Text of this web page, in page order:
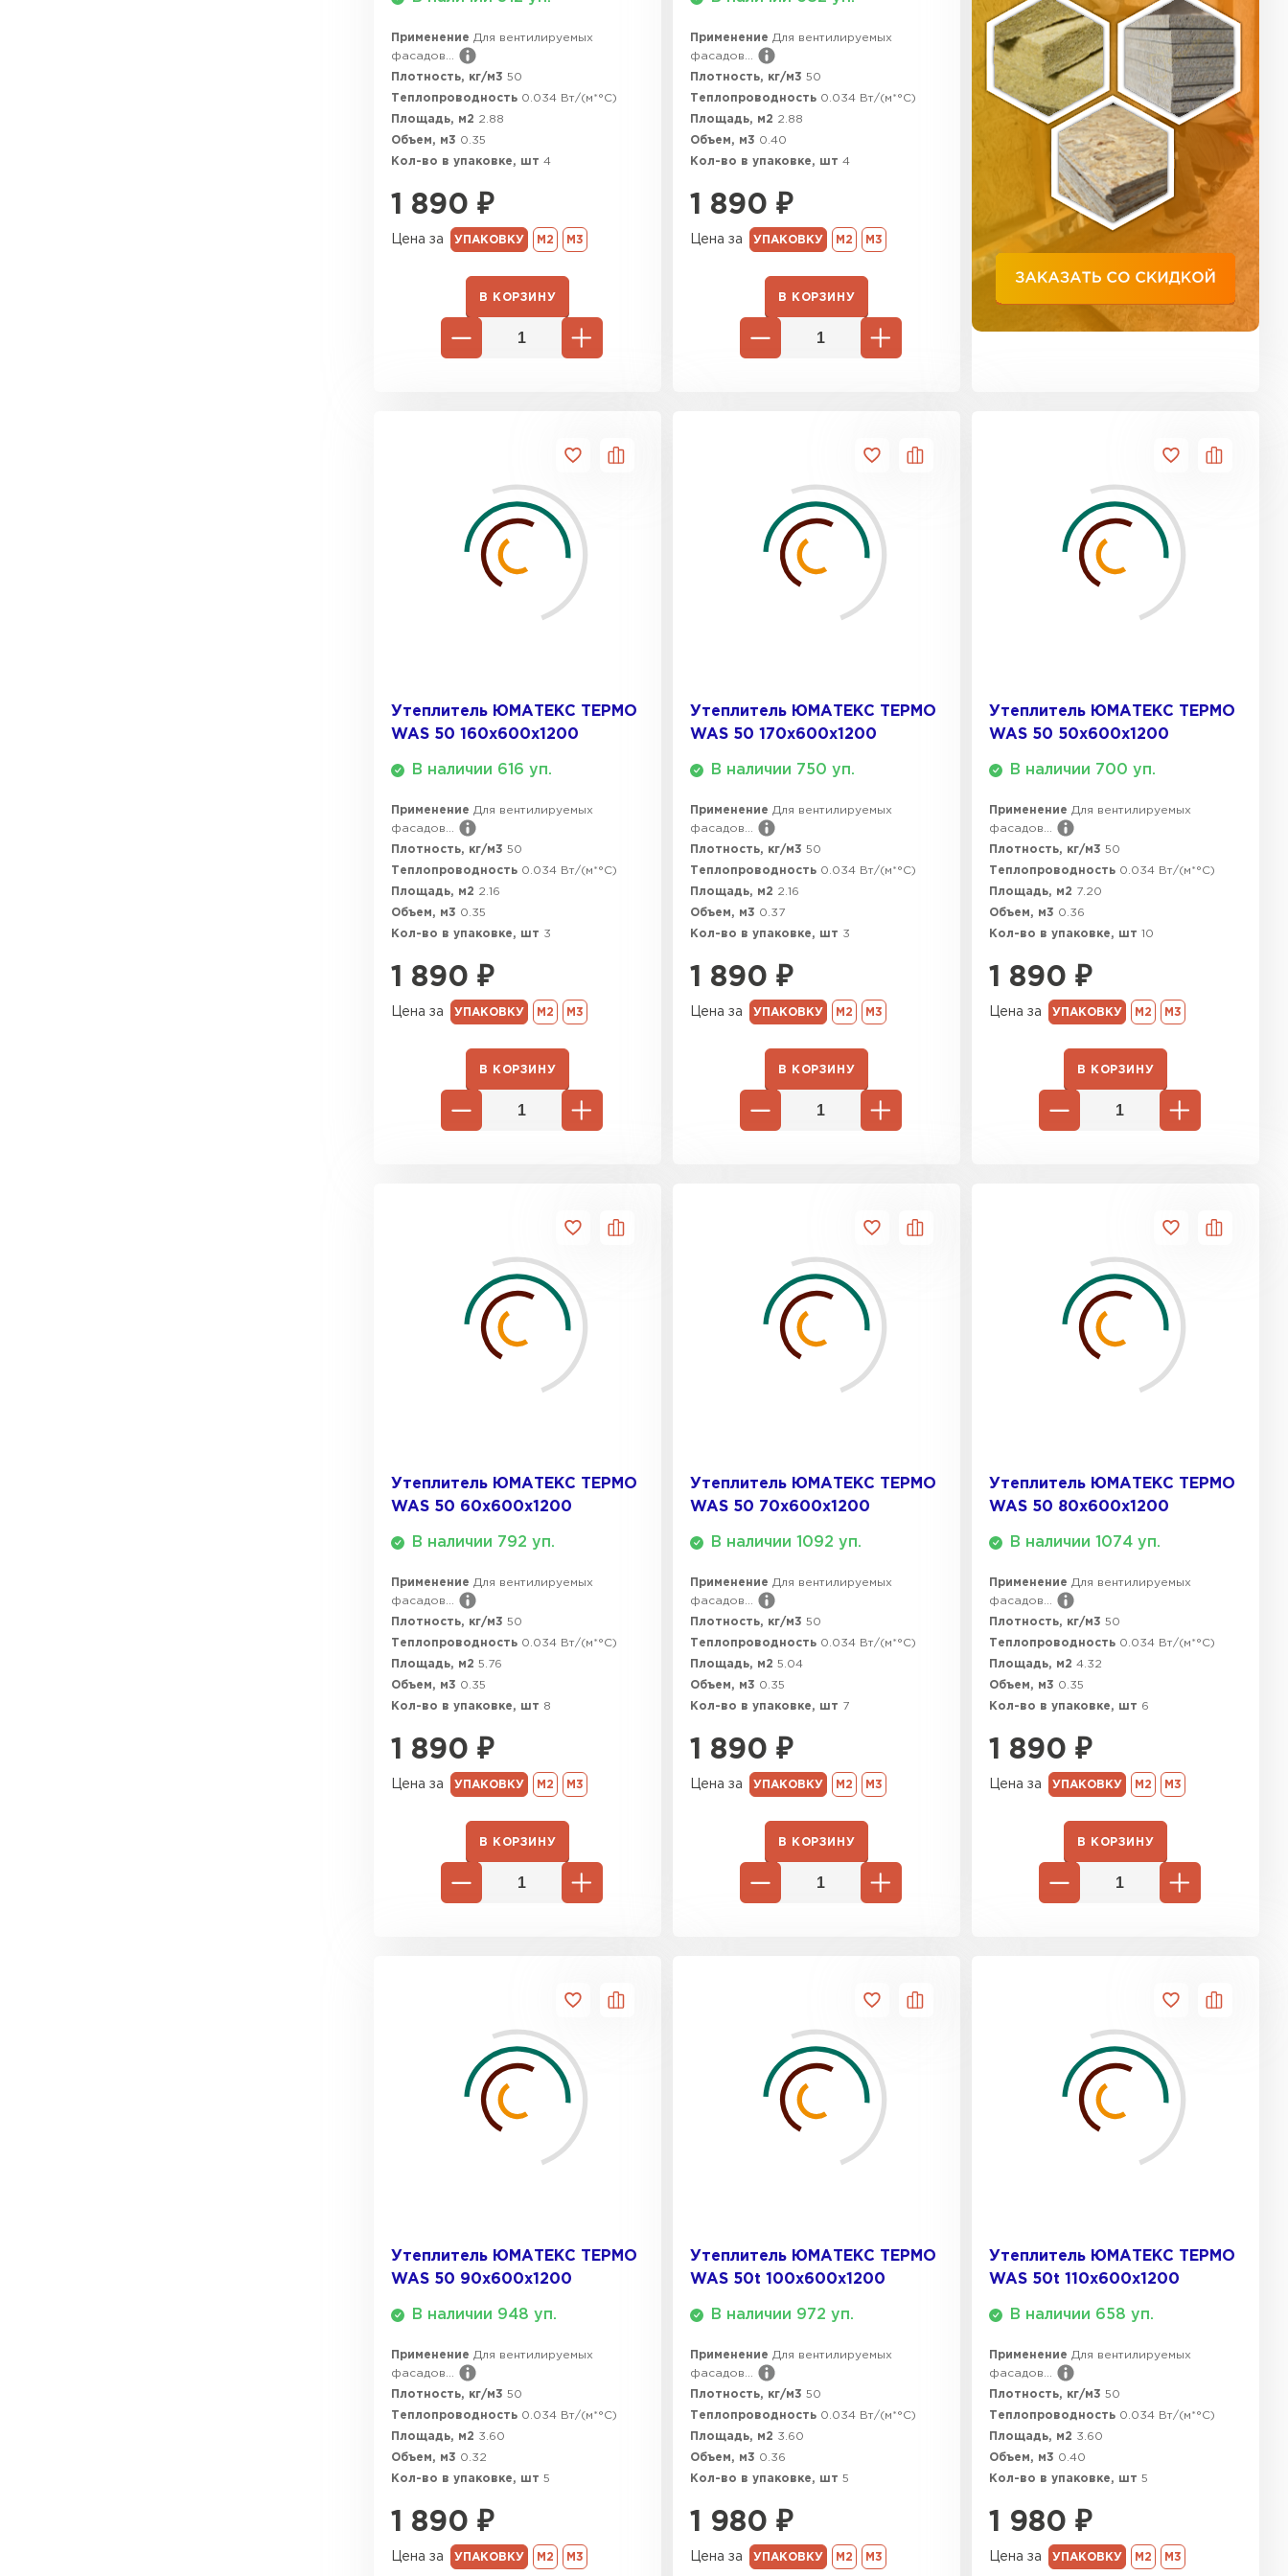
Применение Для вентилируемых
фасадов...
Плотность, кг/м3 50
Теплопроводность 0.034 Вт/(м*°C)
Площадь, м2 2.88
Объем, м3 0.35
Кол-во в упаковке, шт 4
1 890 ₽
Цена за УПАКОВКУ М2 М3
В КОРЗИНУ
Применение Для вентилируемых
фасадов...
Плотность, кг/м3 50
Теплопроводность 0.034 Вт/(м*°C)
Площадь, м2 2.88
Объем, м3 0.40
Кол-во в упаковке, шт 4
1 890 ₽
Цена за УПАКОВКУ М2 М3
В КОРЗИНУ
Утеплитель ЮМАТЕКС ТЕРМО
WAS 50 160х600х1200
В наличии 616 уп.
Применение Для вентилируемых
фасадов...
Плотность, кг/м3 50
Теплопроводность 0.034 Вт/(м*°C)
Площадь, м2 2.16
Объем, м3 0.35
Кол-во в упаковке, шт 3
1 890 ₽
Цена за УПАКОВКУ М2 М3
В КОРЗИНУ
Утеплитель ЮМАТЕКС ТЕРМО
WAS 50 170х600х1200
В наличии 750 уп.
Применение Для вентилируемых
фасадов...
Плотность, кг/м3 50
Теплопроводность 0.034 Вт/(м*°C)
Площадь, м2 2.16
Объем, м3 0.37
Кол-во в упаковке, шт 3
1 890 ₽
Цена за УПАКОВКУ М2 М3
В КОРЗИНУ
Утеплитель ЮМАТЕКС ТЕРМО
WAS 50 50х600х1200
В наличии 700 уп.
Применение Для вентилируемых
фасадов...
Плотность, кг/м3 50
Теплопроводность 0.034 Вт/(м*°C)
Площадь, м2 7.20
Объем, м3 0.36
Кол-во в упаковке, шт 10
1 890 ₽
Цена за УПАКОВКУ М2 М3
В КОРЗИНУ
Утеплитель ЮМАТЕКС ТЕРМО
WAS 50 60х600х1200
В наличии 792 уп.
Применение Для вентилируемых
фасадов...
Плотность, кг/м3 50
Теплопроводность 0.034 Вт/(м*°C)
Площадь, м2 5.76
Объем, м3 0.35
Кол-во в упаковке, шт 8
1 890 ₽
Цена за УПАКОВКУ М2 М3
В КОРЗИНУ
Утеплитель ЮМАТЕКС ТЕРМО
WAS 50 70х600х1200
В наличии 1092 уп.
Применение Для вентилируемых
фасадов...
Плотность, кг/м3 50
Теплопроводность 0.034 Вт/(м*°C)
Площадь, м2 5.04
Объем, м3 0.35
Кол-во в упаковке, шт 7
1 890 ₽
Цена за УПАКОВКУ М2 М3
В КОРЗИНУ
Утеплитель ЮМАТЕКС ТЕРМО
WAS 50 80х600х1200
В наличии 1074 уп.
Применение Для вентилируемых
фасадов...
Плотность, кг/м3 50
Теплопроводность 0.034 Вт/(м*°C)
Площадь, м2 4.32
Объем, м3 0.35
Кол-во в упаковке, шт 6
1 890 ₽
Цена за УПАКОВКУ М2 М3
В КОРЗИНУ
Утеплитель ЮМАТЕКС ТЕРМО
WAS 50 90х600х1200
В наличии 948 уп.
Применение Для вентилируемых
фасадов...
Плотность, кг/м3 50
Теплопроводность 0.034 Вт/(м*°C)
Площадь, м2 3.60
Объем, м3 0.32
Кол-во в упаковке, шт 5
1 890 ₽
Цена за УПАКОВКУ М2 М3
Утеплитель ЮМАТЕКС ТЕРМО
WAS 50t 100х600х1200
В наличии 972 уп.
Применение Для вентилируемых
фасадов...
Плотность, кг/м3 50
Теплопроводность 0.034 Вт/(м*°C)
Площадь, м2 3.60
Объем, м3 0.36
Кол-во в упаковке, шт 5
1 980 ₽
Цена за УПАКОВКУ М2 М3
Утеплитель ЮМАТЕКС ТЕРМО
WAS 50t 110х600х1200
В наличии 658 уп.
Применение Для вентилируемых
фасадов...
Плотность, кг/м3 50
Теплопроводность 0.034 Вт/(м*°C)
Площадь, м2 3.60
Объем, м3 0.40
Кол-во в упаковке, шт 5
1 980 ₽
Цена за УПАКОВКУ М2 М3
Утеплитель Basfiber
ПЕРЕЙТИ
Утеплитель Isoroc
ПЕРЕЙТИ
Утеплитель Rockwool
ПЕРЕЙТИ
Утеплитель Ursa
ПЕРЕЙТИ
Гипсокартон
Утеплитель Izolife
ПЕРЕЙТИ